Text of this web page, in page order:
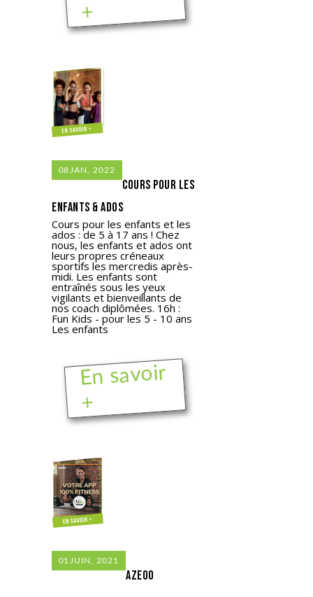
+
08 JAN, 2022
Cours pour les
enfants & ados
Cours pour les enfants et les
ados : de 5 à 17 ans ! Chez
nous, les enfants et ados ont
leurs propres créneaux
sportifs les mercredis après-
midi. Les enfants sont
entraînés sous les yeux
vigilants et bienveillants de
nos coach diplômées. 16h :
Fun Kids - pour les 5 - 10 ans
Les enfants
En savoir
+
01 JUIN, 2021
Azeoo